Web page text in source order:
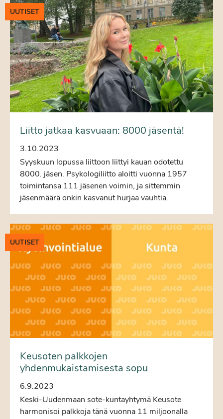
UUTISET
Liitto jatkaa kasvuaan: 8000 jäsentä!
3.10.2023
Syyskuun lopussa liittoon liittyi kauan odotettu
8000. jäsen. Psykologiliitto aloitti vuonna 1957
toimintansa 111 jäsenen voimin, ja sittemmin
jäsenmäärä onkin kasvanut hurjaa vauhtia.
UUTISET
Keusoten palkkojen
yhdenmukaistamisesta sopu
6.9.2023
Keski-Uudenmaan sote-kuntayhtymä Keusote
harmonisoi palkkoja tänä vuonna 11 miljoonalla